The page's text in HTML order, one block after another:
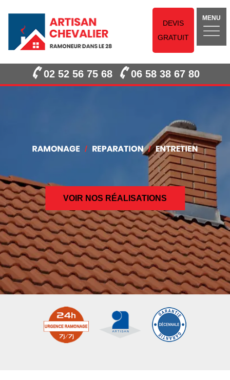
DEVIS
GRATUIT
MENU
02 52 56 75 68 06 58 38 67 80
VOIR NOS RÉALISATIONS